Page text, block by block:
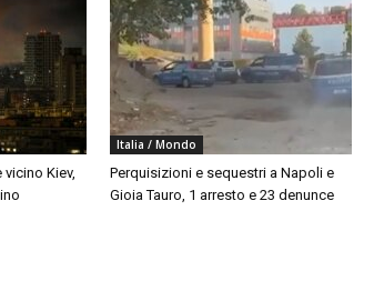
Kiev,
Italia / Mondo
Perquisizioni e sequestri a Napoli e
Gioia Tauro, 1 arresto e 23 denunce